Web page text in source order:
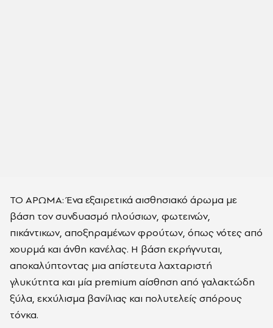
ΤΟ ΑΡΩΜΑ: Ένα εξαιρετικά αισθησιακό άρωμα με
βάση τον συνδυασμό πλούσιων, φωτεινών,
πικάντικων, αποξηραμένων φρούτων, όπως νότες από
χουρμά και άνθη κανέλας. Η βάση εκρήγνυται,
αποκαλύπτοντας μια απίστευτα λαχταριστή
γλυκύτητα και μία premium αίσθηση από γαλακτώδη
ξύλα, εκχύλισμα βανίλιας και πολυτελείς σπόρους
τόνκα.